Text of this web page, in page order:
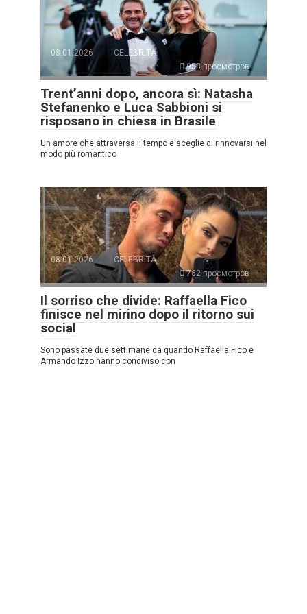
08.01.2026
CELEBRITÀ
953 просмотров
Trent’anni dopo, ancora sì: Natasha
Stefanenko e Luca Sabbioni si
risposano in chiesa in Brasile
Un amore che attraversa il tempo e sceglie di rinnovarsi nel
modo più romantico
08.01.2026
CELEBRITÀ
762 просмотров
Il sorriso che divide: Raffaella Fico
finisce nel mirino dopo il ritorno sui
social
Sono passate due settimane da quando Raffaella Fico e
Armando Izzo hanno condiviso con